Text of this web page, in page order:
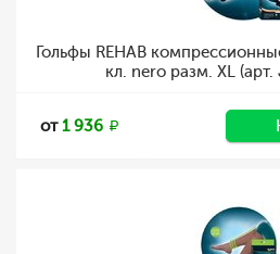
Гольфы REHAB
кл. nero разм. XL
от1 936